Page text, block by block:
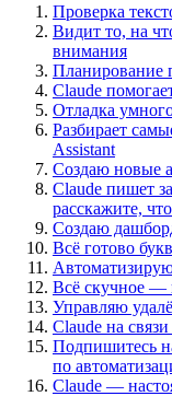
Проверка
Видит то, на
внимания
Планирование
Claude
Отладка
Разбирает
Assistant
Создаю новые
Claude пишет
расскажите,
Создаю
Всё готово
Всё скучное —
Управляю
Claude на
Подпишитесь
по
Claude —